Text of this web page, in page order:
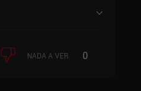
NADA A VER 0